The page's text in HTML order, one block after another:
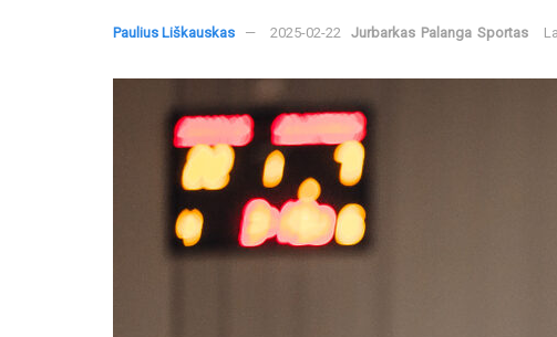
Paulius Liškauskas 2025-02-22 Jurbarkas Palanga Sportas